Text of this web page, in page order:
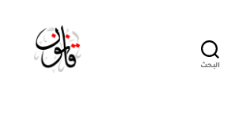
البحث